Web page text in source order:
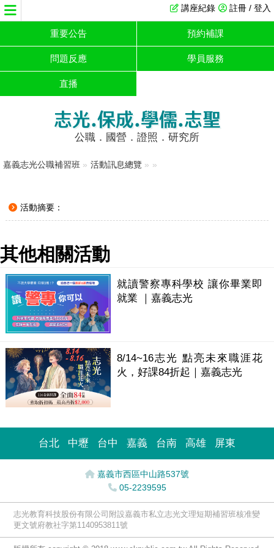
註冊 / 登入
講座紀錄
重要公告 預約補課
問題反應 學員服務
直播
志光.保成.學儒.志聖
公職．國營．證照．研究所
嘉義志光公職補習班 » 活動訊息總覽 » »
活動摘要：
其他相關活動
就讀警察專科學校 讓你畢業即
就業 ｜嘉義志光
8/14~16志光 點亮未來職涯花
火，好課84折起｜嘉義志光
台北 中壢 台中 嘉義 台南 高雄 屏東
嘉義市西區中山路537號
05-2239595
志光教育科技股份有限公司附設嘉義市私立志光文理短期補習班核准變
更文號府教社字第1140953811號